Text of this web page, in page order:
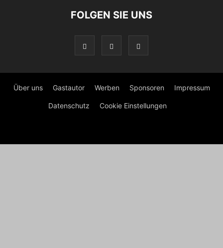
FOLGEN SIE UNS
Über uns Gastautor Werben Sponsoren Impressum
Datenschutz Cookie Einstellungen